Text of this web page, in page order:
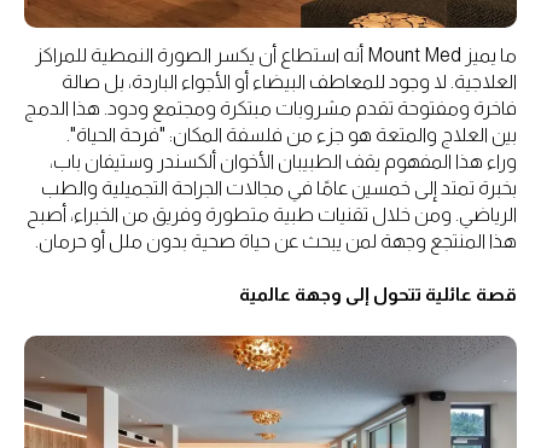
ما يميز Mount Med أنه استطاع أن يكسر الصورة النمطية للمراكز
العلاجية. لا وجود للمعاطف البيضاء أو الأجواء الباردة، بل صالة
فاخرة ومفتوحة تقدم مشروبات مبتكرة ومجتمع ودود. هذا الدمج
بين العلاج والمتعة هو جزء من فلسفة المكان: "فرحة الحياة".
وراء هذا المفهوم يقف الطبيبان الأخوان ألكسندر وستيفان باب،
بخبرة تمتد إلى خمسين عامًا في مجالات الجراحة التجميلية والطب
الرياضي. ومن خلال تقنيات طبية متطورة وفريق من الخبراء، أصبح
هذا المنتجع وجهة لمن يبحث عن حياة صحية بدون ملل أو حرمان.
قصة عائلية تتحول إلى وجهة عالمية